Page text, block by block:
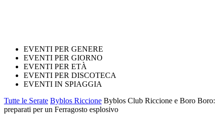
EVENTI PER GENERE
EVENTI PER GIORNO
EVENTI PER ETÀ
EVENTI PER DISCOTECA
EVENTI IN SPIAGGIA
Tutte le Serate Byblos Riccione Byblos Club Riccione e Boro Boro:
preparati per un Ferragosto esplosivo